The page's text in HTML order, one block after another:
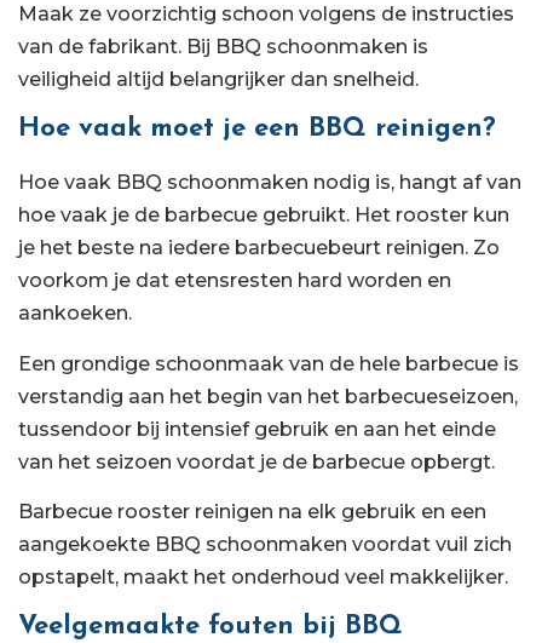
Maak ze voorzichtig schoon volgens de instructies
van de fabrikant. Bij BBQ schoonmaken is
veiligheid altijd belangrijker dan snelheid.
Hoe vaak moet je een BBQ reinigen?
Hoe vaak BBQ schoonmaken nodig is, hangt af van
hoe vaak je de barbecue gebruikt. Het rooster kun
je het beste na iedere barbecuebeurt reinigen. Zo
voorkom je dat etensresten hard worden en
aankoeken.
Een grondige schoonmaak van de hele barbecue is
verstandig aan het begin van het barbecueseizoen,
tussendoor bij intensief gebruik en aan het einde
van het seizoen voordat je de barbecue opbergt.
Barbecue rooster reinigen na elk gebruik en een
aangekoekte BBQ schoonmaken voordat vuil zich
opstapelt, maakt het onderhoud veel makkelijker.
Veelgemaakte fouten bij BBQ